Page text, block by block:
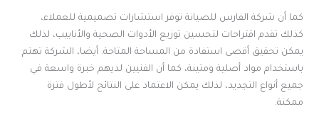
كما أن شركة الفارس للصيانة توفر استشارات تصميمية للعملاء،
كذلك تقدم اقتراحات لتحسين توزيع الأدوات الصحية والأنابيب، لذلك
يمكن تحقيق أقصى استفادة من المساحة المتاحة. أيضا، الشركة تهتم
باستخدام مواد أصلية ومتينة، كما أن الفنيين لديهم خبرة واسعة في
جميع أنواع التجديد، لذلك يمكن الاعتماد على النتائج لأطول فترة
ممكنة.